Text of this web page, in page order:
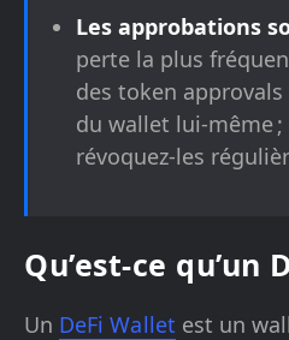
Les approbations
perte la plus
des token
du wallet lui-même
révoquez-les
Qu’est-ce qu’un
Un DeFi Wallet est un